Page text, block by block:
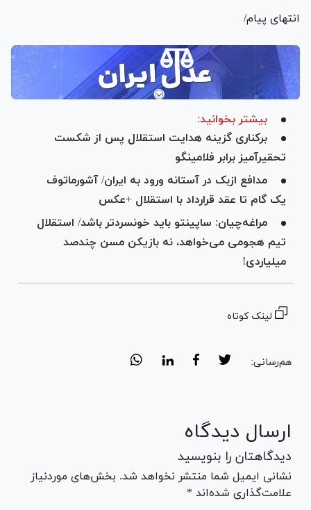
انتهای پیام/
بیشتر بخوانید:
برکناری گزینه هدایت استقلال پس از شکست
تحقیرآمیز برابر فلامینگو
مدافع ازبک در آستانه ورود به ایران/ آشورماتوف
یک گام تا عقد قرارداد با استقلال +عکس
مراغه‌چیان: ساپینتو باید خونسردتر باشد/ استقلال
تیم هجومی می‌خواهد، نه بازیکن مسن چندصد
میلیاردی!
لینک کوتاه
هم‌رسانی:
ارسال دیدگاه
دیدگاهتان را بنویسید
نشانی ایمیل شما منتشر نخواهد شد. بخش‌های موردنیاز
علامت‌گذاری شده‌اند *